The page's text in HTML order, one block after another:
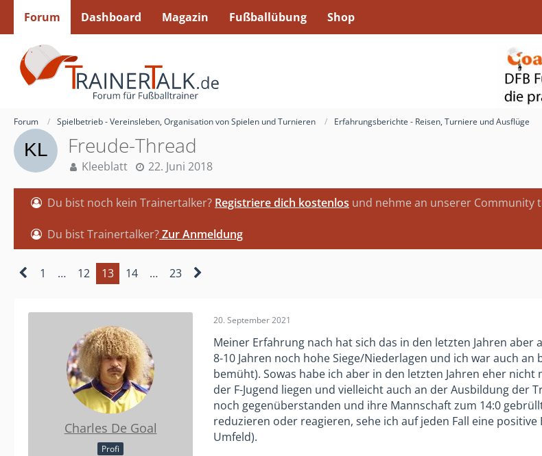
Forum Dashboard Magazin Fußballübung Shop
Forum Spielbetrieb - Vereinsleben, Organisation von Spielen und Turnieren Erfahrungsberichte - Reisen, Turniere und Ausflüge
Freude-Thread
Kleeblatt 22. Juni 2018
Du bist noch kein Trainertalker? Registriere dich kostenlos und nehme an unserer Community
Du bist Trainertalker?Zur Anmeldung
1 … 12 13 14 … 23
Charles De Goal
Profi
20. September 2021
Meiner Erfahrung nach hat sich das in den letzten Jahren
8-10 Jahren noch hohe Siege/Niederlagen und ich war auch
bemüht). Sowas habe ich aber in den letzten Jahren eher
der F-Jugend liegen und vielleicht auch an der Ausbildung der
noch gegenüberstanden und ihre Mannschaft zum 14:0
reduzieren oder reagieren, sehe ich auf jeden Fall eine
Umfeld).